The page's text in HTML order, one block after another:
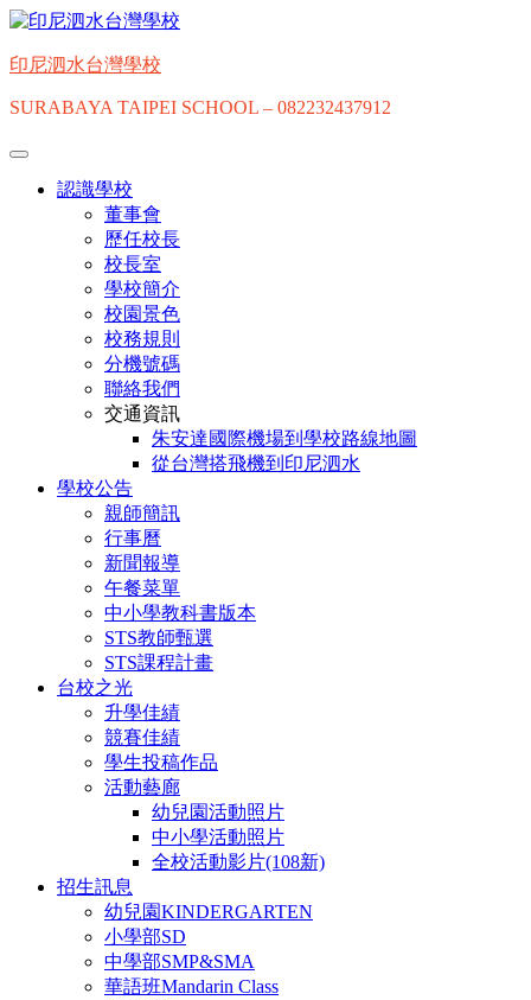
印尼泗水台灣學校
SURABAYA TAIPEI SCHOOL – 082232437912
認識學校
董事會
歷任校長
校長室
學校簡介
校園景色
校務規則
分機號碼
聯絡我們
交通資訊
朱安達國際機場到學校路線地圖
從台灣搭飛機到印尼泗水
學校公告
親師簡訊
行事曆
新聞報導
午餐菜單
中小學教科書版本
STS教師甄選
STS課程計畫
台校之光
升學佳績
競賽佳績
學生投稿作品
活動藝廊
幼兒園活動照片
中小學活動照片
全校活動影片(108新)
招生訊息
幼兒園KINDERGARTEN
小學部SD
中學部SMP&SMA
華語班Mandarin Class